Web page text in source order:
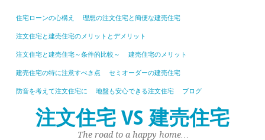
住宅ローンの心構え 理想の注文住宅と簡便な建売住宅
注文住宅と建売住宅のメリットとデメリット
注文住宅と建売住宅～条件的比較～ 建売住宅のメリット
建売住宅の特に注意すべき点 セミオーダーの建売住宅
防音を考えて注文住宅に 地盤も安心できる注文住宅 ブログ
注文住宅 VS 建売住宅
The road to a happy home…